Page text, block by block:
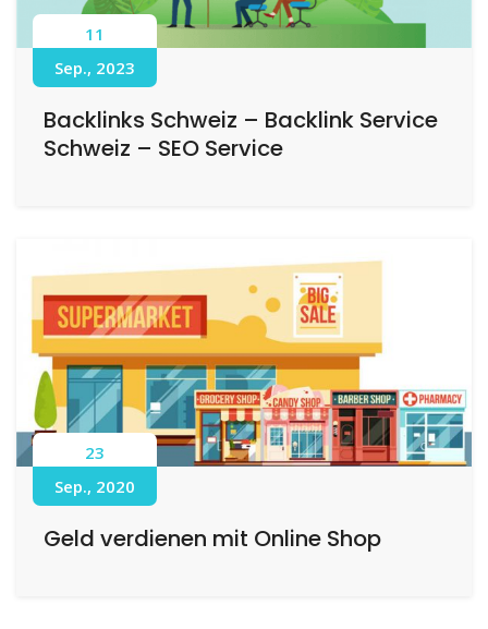
11
Sep., 2023
Backlinks Schweiz – Backlink Service
Schweiz – SEO Service
23
Sep., 2020
Geld verdienen mit Online Shop